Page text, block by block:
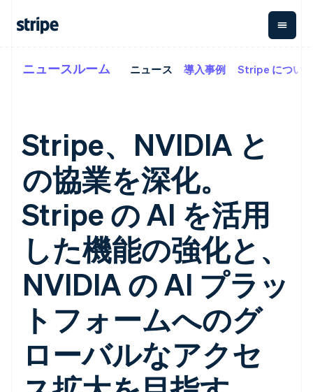
支払い
済
Managed
Payments
マーチャント
オブレコード
ソリューショ
ン
Payment links
コーディング
不要の決済ペ
Checkout
構築済み決済
UI
Elements
ポーネント
決済手段
済手段を利用
可能
Terminal
対面支払い
収益
Metronome
従量課金
サブスクリ
プション
サブスクリ
プションの
管理
Invoicing
1 回限りまた
は継続
Tax
消費税と
VAT の自動
Revenue
Recognition
会計管理の
自動化
Stripe
Sigma
資金管
Payouts
プラッ
企業規模別
ユースケース別
エージェンティックコマ
ース
E コマース / ECサイト
埋込型金融
請求・財務関連
グローバルビジネス
アプリ内決済
マーケットプレイス
資金管理
プラットフォーム
SaaS
業種別
ドキュメント
Stripe Apps
ガイド
オンライン決済を受け付
け
構築済みの決済を実装
プラットフォームまたは
マーケットプレイスを構
築する
サブスクリプションを管
従量課金請求を提供
ステーブルコイン担保型
のカードを発行
エージェントによるサー
ビスのプロビジョニング
と管理
学ぶ
サポート
サポートに問い合わせる
管理サポートプラン
プロフェッショナルサー
ビス
製品ロードマップ
Sessions 年次カンファ
レンス
採用情報
ニュースルーム
ニュースルーム ニュース 導入事例 Stripe につい
Stripe、NVIDIA と
の協業を深化。
Stripe の AI を活用
した機能の強化と、
NVIDIA の AI プラッ
トフォームへのグ
ローバルなアクセ